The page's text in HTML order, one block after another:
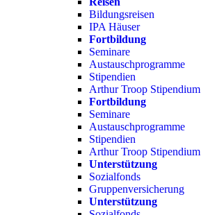
Bildungsreisen
IPA Häuser
Fortbildung
Seminare
Austauschprogramme
Stipendien
Arthur Troop Stipendium
Fortbildung
Seminare
Austauschprogramme
Stipendien
Arthur Troop Stipendium
Unterstützung
Sozialfonds
Gruppenversicherung
Unterstützung